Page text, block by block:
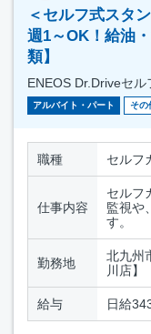
＜セルフ式スタ
週1～OK！給油
類】
ENEOS Dr.Driveセ
アルバイト・パート その
職種 セルフ
仕事内容
セルフ
監視や
す。
勤務地
北九州
川店】
給与 日給